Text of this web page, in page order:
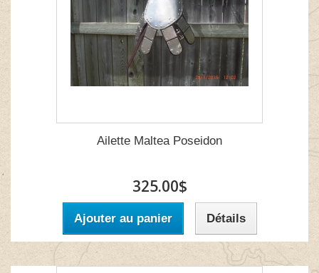
Ailette Maltea Poseidon
325.00$
Ajouter au panier Détails